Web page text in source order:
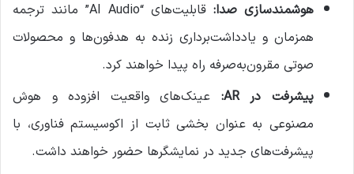
هوشمندسازی صدا:
قابلیت‌های “AI Audio” مانند ترجمه
همزمان و یادداشت‌برداری زنده به هدفون‌ها و محصولات
صوتی مقرون‌به‌صرفه راه پیدا خواهند کرد.
پیشرفت در AR:
عینک‌های واقعیت افزوده و هوش
مصنوعی به عنوان بخشی ثابت از اکوسیستم فناوری، با
پیشرفت‌های جدید در نمایشگرها حضور خواهند داشت.